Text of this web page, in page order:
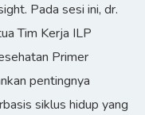
Pada sesi ini, dr.
Tim Kerja ILP
Primer
pentingnya
siklus hidup yang